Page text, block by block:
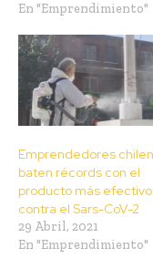
En "Emprendimiento"
Emprendedores
baten récords con el
producto más efectivo
contra el Sars-CoV-2
29 Abril, 2021
En "Emprendimiento"